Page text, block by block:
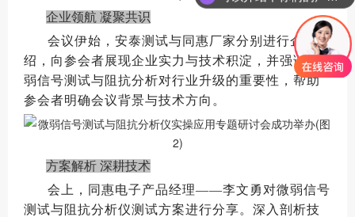
企业领航 凝聚共识
会议伊始，安泰测试与同惠厂家分别进行企业介
绍，向参会者展现企业实力与技术积淀，并强调微
弱信号测试与阻抗分析对行业升级的重要性，帮助
参会者明确会议背景与技术方向。
方案解析 深耕技术
会上，同惠电子产品经理——李文勇对微弱信号
测试与阻抗分析仪测试方案进行分享。深入剖析技
你们是怎么收费的呢？